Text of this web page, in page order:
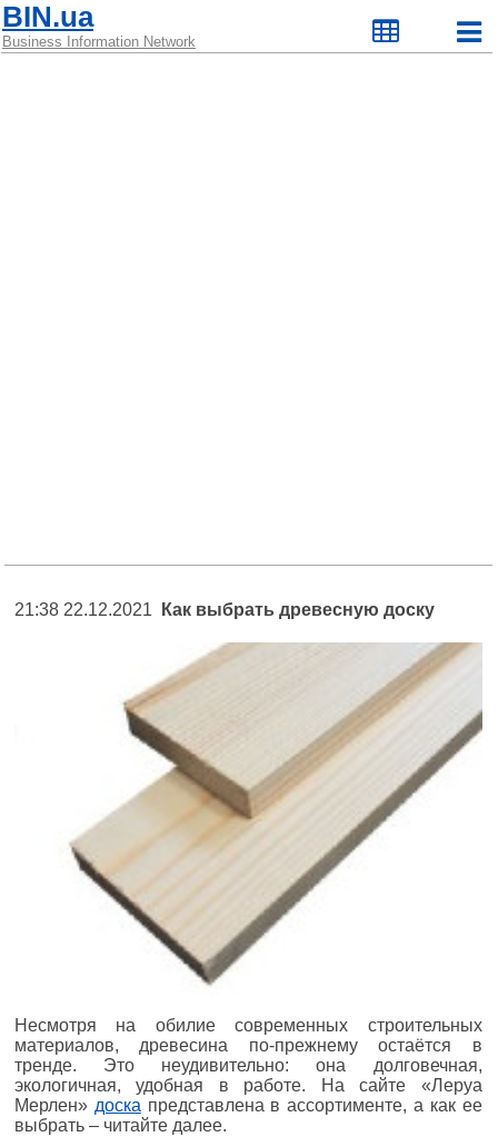
BIN.ua
Business Information Network
21:38 22.12.2021 Как выбрать древесную доску
Несмотря на обилие современных строительных
материалов, древесина по-прежнему остаётся в
тренде. Это неудивительно: она долговечная,
экологичная, удобная в работе. На сайте «Леруа
Мерлен» доскапредставлена в ассортименте, а как ее
выбрать – читайте далее.